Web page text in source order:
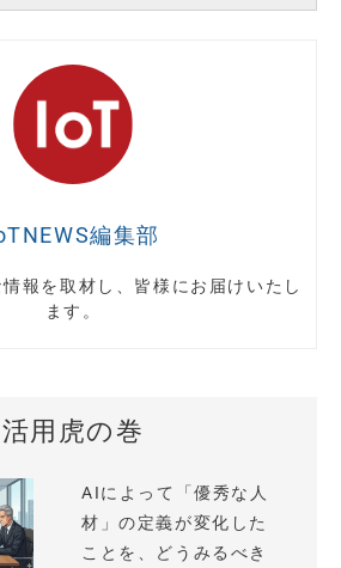
編集部
報を取材し、皆様にお届けいたし
ます。
用虎の巻
AIによって「優秀な人
材」の定義が変化した
ことを、どうみるべき